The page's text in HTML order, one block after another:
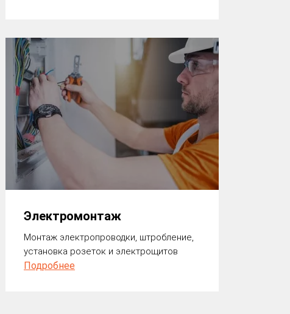
Электромонтаж
Монтаж электропроводки, штробление,
установка розеток и электрощитов
Подробнее